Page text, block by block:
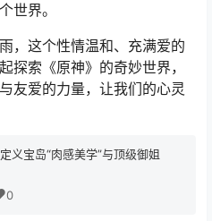
世界。
，这个性情温和、充满爱的
探索《原神》的奇妙世界，
友爱的力量，让我们的心灵
义宝岛“肉感美学”与顶级御姐
0